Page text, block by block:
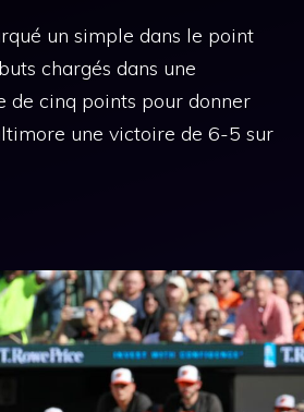
un simple dans le point
chargés dans une
de cinq points pour donner
une victoire de 6-5 sur